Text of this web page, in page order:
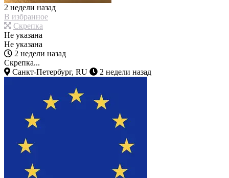
2 недели назад
В избранное
Скрепка
Не указана
Не указана
2 недели назад
Скрепка...
Санкт-Петербург, RU
2 недели назад